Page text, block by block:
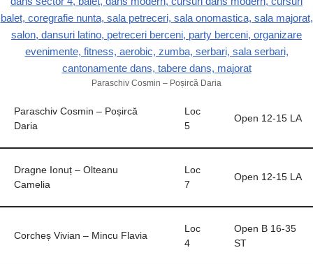
Paraschiv Cosmin – Poșircă Daria
Paraschiv Cosmin – Poșircă
Daria
Loc
5
Open 12-15 LA
Dragne Ionuț – Olteanu
Camelia
Loc
7
Open 12-15 LA
Corcheș Vivian – Mincu Flavia
Loc
4
Open B 16-35
ST